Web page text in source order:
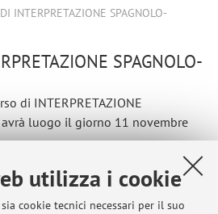
utilizza i cookie
cookie tecnici necessari per il suo
INTERPRETAZIONE SPAGNOLO-
SPAGNOLO-
di INTERPRETAZIONE
avrà luogo il giorno 11 novembre